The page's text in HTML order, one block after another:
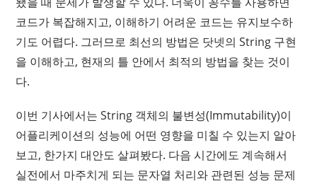
코드가 복잡해지고, 이해하기 어려운 코드는 유지보수하
기도 어렵다. 그러므로 최선의 방법은 닷넷의 String 구현
을 이해하고, 현재의 틀 안에서 최적의 방법을 찾는 것이
다.
이번 기사에서는 String 객체의 불변성(Immutability)이
어플리케이션의 성능에 어떤 영향을 미칠 수 있는지 알아
보고, 한가지 대안도 살펴봤다. 다음 시간에도 계속해서
실전에서 마주치게 되는 문자열 처리와 관련된 성능 문제